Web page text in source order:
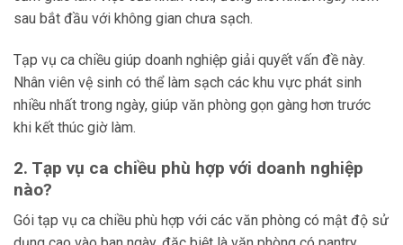
sau bắt đầu với không gian chưa sạch.
Tạp vụ ca chiều giúp doanh nghiệp giải quyết vấn đề này.
Nhân viên vệ sinh có thể làm sạch các khu vực phát sinh
nhiều nhất trong ngày, giúp văn phòng gọn gàng hơn trước
khi kết thúc giờ làm.
2. Tạp vụ ca chiều phù hợp với doanh nghiệp
nào?
Gói tạp vụ ca chiều phù hợp với các văn phòng có mật độ sử